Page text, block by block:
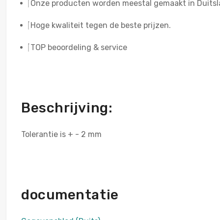
Onze producten worden meestal gemaakt in
Hoge kwaliteit tegen de beste prijzen.
TOP beoordeling & service
Beschrijving:
Tolerantie is + - 2 mm
documentatie